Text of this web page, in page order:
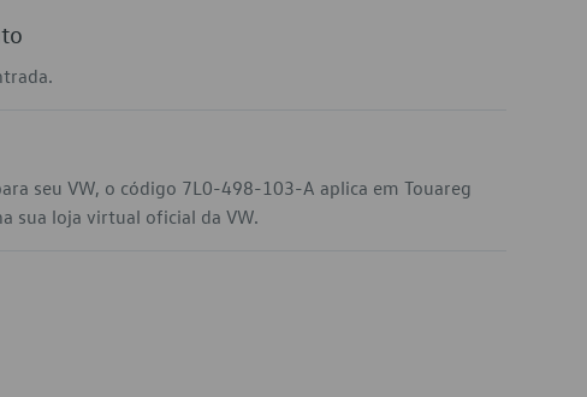
seu VW, o código 7L0-498-103-A aplica em Touareg
sua loja virtual oficial da VW.